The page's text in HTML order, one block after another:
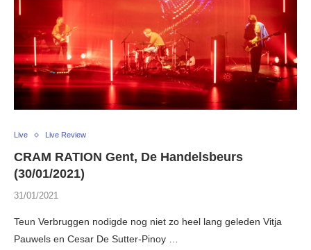
Live Live Review
CRAM RATION Gent, De Handelsbeurs
(30/01/2021)
31/01/2021
Teun Verbruggen nodigde nog niet zo heel lang geleden Vitja
Pauwels en Cesar De Sutter-Pinoy …